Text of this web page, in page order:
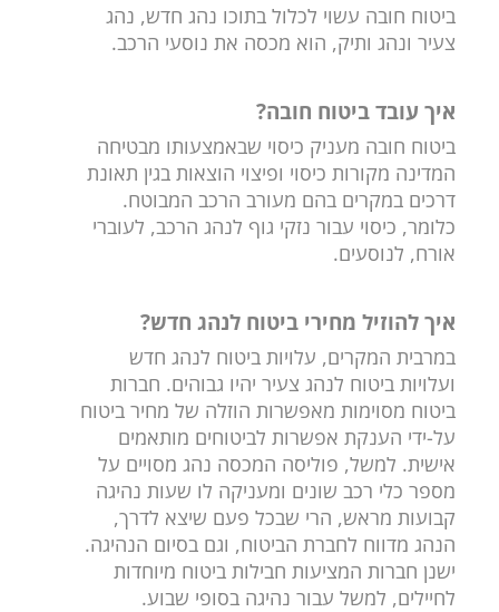
ביטוח חובה עשוי לכלול בתוכו נהג חדש, נהג
צעיר ונהג ותיק, הוא מכסה את נוסעי הרכב.
איך עובד ביטוח חובה?
ביטוח חובה מעניק כיסוי שבאמצעותו מבטיחה
המדינה מקורות כיסוי ופיצוי הוצאות בגין תאונת
דרכים במקרים בהם מעורב הרכב המבוטח.
כלומר, כיסוי עבור נזקי גוף לנהג הרכב, לעוברי
אורח, לנוסעים.
איך להוזיל מחירי ביטוח לנהג חדש?
במרבית המקרים, עלויות ביטוח לנהג חדש
ועלויות ביטוח לנהג צעיר יהיו גבוהים. חברות
ביטוח מסוימות מאפשרות הוזלה של מחיר ביטוח
על-ידי הענקת אפשרות לביטוחים מותאמים
אישית. למשל, פוליסה המכסה נהג מסויים על
מספר כלי רכב שונים ומעניקה לו שעות נהיגה
קבועות מראש, הרי שבכל פעם שיצא לדרך,
הנהג מדווח לחברת הביטוח, וגם בסיום הנהיגה.
ישנן חברות המציעות חבילות ביטוח מיוחדות
לחיילים, למשל עבור נהיגה בסופי שבוע.